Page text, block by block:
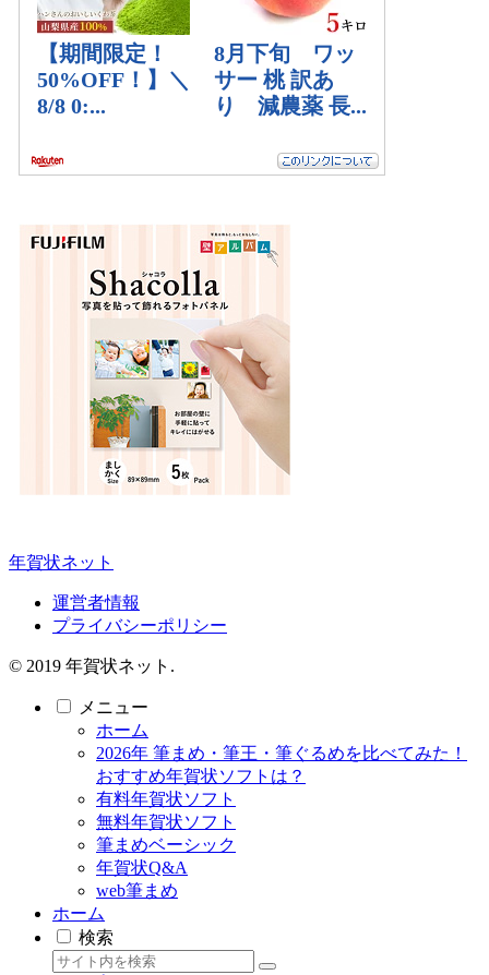
年賀状ネット
運営者情報
プライバシーポリシー
© 2019 年賀状ネット.
メニュー
ホーム
2026年 筆まめ・筆王・筆ぐるめを比べてみた！
おすすめ年賀状ソフトは？
有料年賀状ソフト
無料年賀状ソフト
筆まめベーシック
年賀状Q&A
web筆まめ
ホーム
検索